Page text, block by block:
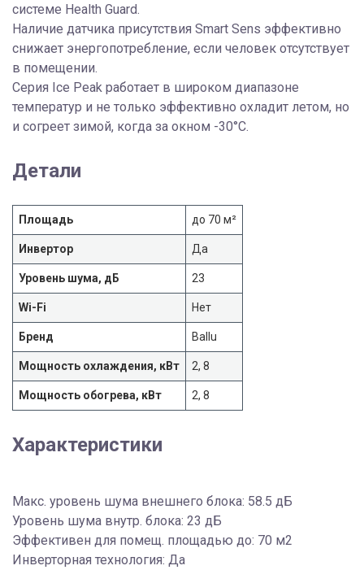
системе Health Guard.
Наличие датчика присутствия Smart Sens эффективно
снижает энергопотребление, если человек отсутствует
в помещении.
Серия Ice Peak работает в широком диапазоне
температур и не только эффективно охладит летом, но
и согреет зимой, когда за окном -30°С.
Детали
Площадь до 70 м²
Инвертор Да
Уровень шума, дБ 23
Wi-Fi Нет
Бренд Ballu
Мощность охлаждения, кВт 2, 8
Мощность обогрева, кВт 2, 8
Характеристики
Макс. уровень шума внешнего блока: 58.5 дБ
Уровень шума внутр. блока: 23 дБ
Эффективен для помещ. площадью до: 70 м2
Инверторная технология: Да